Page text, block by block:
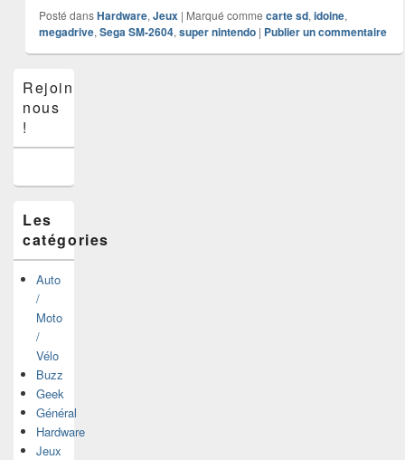
Posté dans Hardware, Jeux | Marqué comme carte sd, idoine,
megadrive, Sega SM-2604, super nintendo | Publier un commentaire
principale
de
widget
latérale
Rejoins-
nous
!
Les
catégories
Auto
/
Moto
/
Vélo
Buzz
Geek
Général
Hardware
Jeux